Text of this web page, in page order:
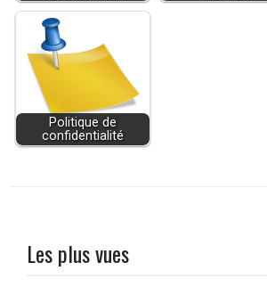
Politique de
confidentialité
Les plus vues